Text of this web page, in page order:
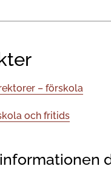
– förskola
och fritids